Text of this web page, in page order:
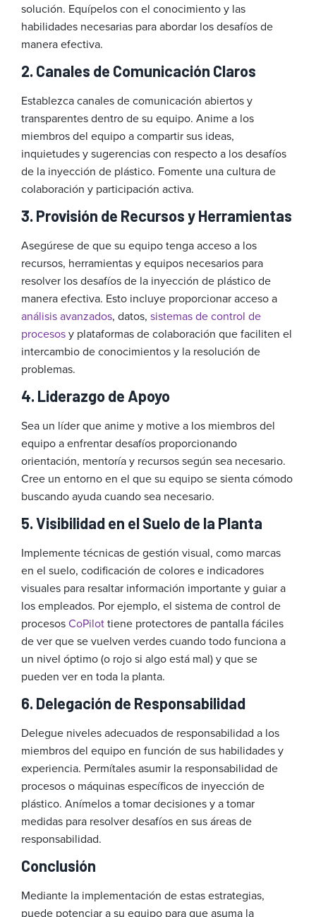
solución. Equípelos con el conocimiento y las
habilidades necesarias para abordar los desafíos de
manera efectiva.
2. Canales de Comunicación Claros
Establezca canales de comunicación abiertos y
transparentes dentro de su equipo. Anime a los
miembros del equipo a compartir sus ideas,
inquietudes y sugerencias con respecto a los desafíos
de la inyección de plástico. Fomente una cultura de
colaboración y participación activa.
3. Provisión de Recursos y Herramientas
Asegúrese de que su equipo tenga acceso a los
recursos, herramientas y equipos necesarios para
resolver los desafíos de la inyección de plástico de
manera efectiva. Esto incluye proporcionar acceso a
análisis avanzados, datos, sistemas de control de
procesosy plataformas de colaboración que faciliten el
intercambio de conocimientos y la resolución de
problemas.
4. Liderazgo de Apoyo
Sea un líder que anime y motive a los miembros del
equipo a enfrentar desafíos proporcionando
orientación, mentoría y recursos según sea necesario.
Cree un entorno en el que su equipo se sienta cómodo
buscando ayuda cuando sea necesario.
5. Visibilidad en el Suelo de la Planta
Implemente técnicas de gestión visual, como marcas
en el suelo, codificación de colores e indicadores
visuales para resaltar información importante y guiar a
los empleados. Por ejemplo, el sistema de control de
procesosCoPilottiene protectores de pantalla fáciles
de ver que se vuelven verdes cuando todo funciona a
un nivel óptimo (o rojo si algo está mal) y que se
pueden ver en toda la planta.
6. Delegación de Responsabilidad
Delegue niveles adecuados de responsabilidad a los
miembros del equipo en función de sus habilidades y
experiencia. Permítales asumir la responsabilidad de
procesos o máquinas específicos de inyección de
plástico. Anímelos a tomar decisiones y a tomar
medidas para resolver desafíos en sus áreas de
responsabilidad.
Conclusión
Mediante la implementación de estas estrategias,
puede potenciar a su equipo para que asuma la